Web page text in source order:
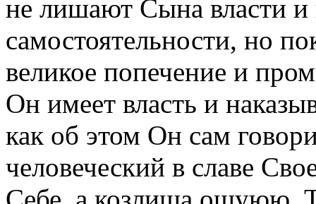
не лишают Сына власти
самостоятельности, но
великое попечение и
Он имеет власть и
как об этом Он сам
человеческий в славе